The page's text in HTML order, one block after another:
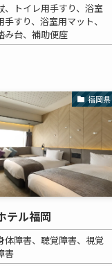
、トイレ用手すり、浴室
手すり、浴室用マット、
み台、補助便座
福岡県
テル福岡
体障害、聴覚障害、視覚
害